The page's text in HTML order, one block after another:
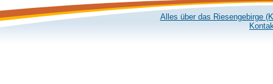
Alles über das Riesengebirge